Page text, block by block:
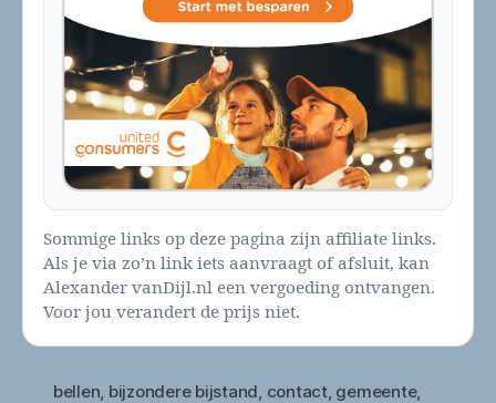
Sommige links op deze pagina zijn affiliate links.
Als je via zo’n link iets aanvraagt of afsluit, kan
Alexander vanDijl.nl een vergoeding ontvangen.
Voor jou verandert de prijs niet.
bellen bijzondere bijstand contact, gemeente,